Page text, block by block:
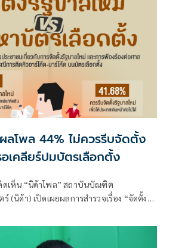
ผลโพล 44% ไม่ควรรีบจัดตั้ง
อเคลียร์ปมบัตรเลือกตั้ง
ดเห็น “นิด้าโพล” สถาบันบัณฑิต
(นิด้า) เปิดเผยผลการสำรวจเรื่อง “จัดตั้ง